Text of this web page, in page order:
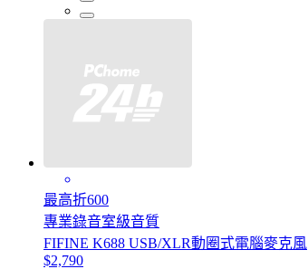
最高折600
專業錄音室級音質
FIFINE K688 USB/XLR動圈式電腦麥克風
$2,790